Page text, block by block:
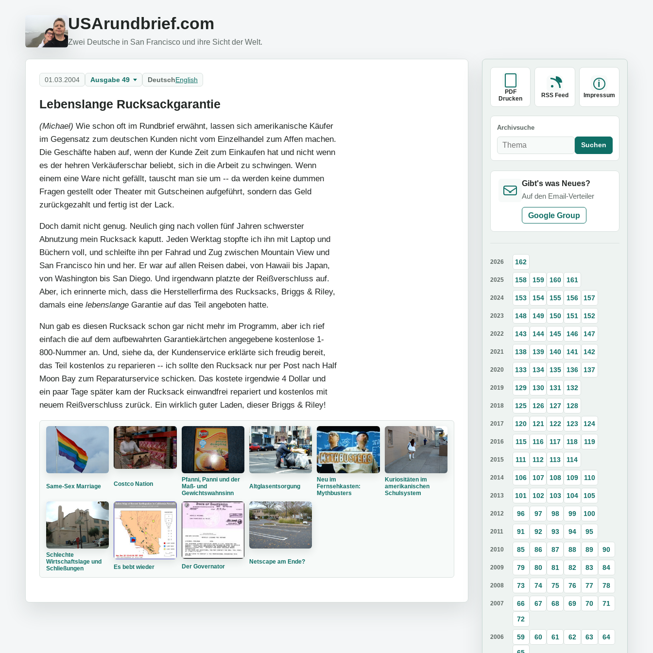
USArundbrief.com
Zwei Deutsche in San Francisco und ihre Sicht der Welt.
01.03.2004 Ausgabe 49 DeutschEnglish
Lebenslange Rucksackgarantie
(Michael) Wie schon oft im Rundbrief erwähnt, lassen sich amerikanische Käufer
im Gegensatz zum deutschen Kunden nicht vom Einzelhandel zum Affen machen.
Die Geschäfte haben auf, wenn der Kunde Zeit zum Einkaufen hat und nicht wenn
es der hehren Verkäuferschar beliebt, sich in die Arbeit zu schwingen. Wenn
einem eine Ware nicht gefällt, tauscht man sie um -- da werden keine dummen
Fragen gestellt oder Theater mit Gutscheinen aufgeführt, sondern das Geld
zurückgezahlt und fertig ist der Lack.
Doch damit nicht genug. Neulich ging nach vollen fünf Jahren schwerster
Abnutzung mein Rucksack kaputt. Jeden Werktag stopfte ich ihn mit Laptop und
Büchern voll, und schleifte ihn per Fahrad und Zug zwischen Mountain View und
San Francisco hin und her. Er war auf allen Reisen dabei, von Hawaii bis Japan,
von Washington bis San Diego. Und irgendwann platzte der Reißverschluss auf.
Aber, ich erinnerte mich, dass die Herstellerfirma des Rucksacks, Briggs & Riley,
damals eine lebenslange Garantie auf das Teil angeboten hatte.
Nun gab es diesen Rucksack schon gar nicht mehr im Programm, aber ich rief
einfach die auf dem aufbewahrten Garantiekärtchen angegebene kostenlose 1-
800-Nummer an. Und, siehe da, der Kundenservice erklärte sich freudig bereit,
das Teil kostenlos zu reparieren -- ich sollte den Rucksack nur per Post nach Half
Moon Bay zum Reparaturservice schicken. Das kostete irgendwie 4 Dollar und
ein paar Tage später kam der Rucksack einwandfrei repariert und kostenlos mit
neuem Reißverschluss zurück. Ein wirklich guter Laden, dieser Briggs & Riley!
Same-Sex Marriage Costco Nation
Pfanni, Panni und der
Maß- und
Gewichtswahnsinn
Altglasentsorgung
Neu im
Fernsehkasten:
Mythbusters
Kuriositäten im
amerikanischen
Schulsystem
Schlechte
Wirtschaftslage und
Schließungen
Es bebt wieder Der Governator
Netscape am Ende?
PDF
Drucken
RSS Feed Impressum
Archivsuche
Suchen
Gibt's was Neues?
Auf den Email-Verteiler
Google Group
2026 162
2025 158 159 160 161
2024 153 154 155 156 157
2023 148 149 150 151 152
2022 143 144 145 146 147
2021 138 139 140 141 142
2020 133 134 135 136 137
2019 129 130 131 132
2018 125 126 127 128
2017 120 121 122 123 124
2016 115 116 117 118 119
2015 111 112 113 114
2014 106 107 108 109 110
2013 101 102 103 104 105
2012 96 97 98 99 100
2011 91 92 93 94 95
2010 85 86 87 88 89 90
2009 79 80 81 82 83 84
2008 73 74 75 76 77 78
2007 66 67 68 69 70
71
72
2006 59 60 61 62 63
64